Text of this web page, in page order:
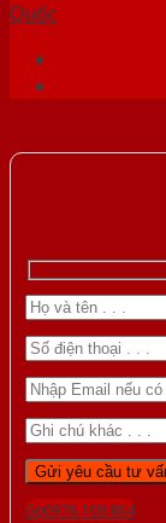
Quốc
Gọi 0976.169.864